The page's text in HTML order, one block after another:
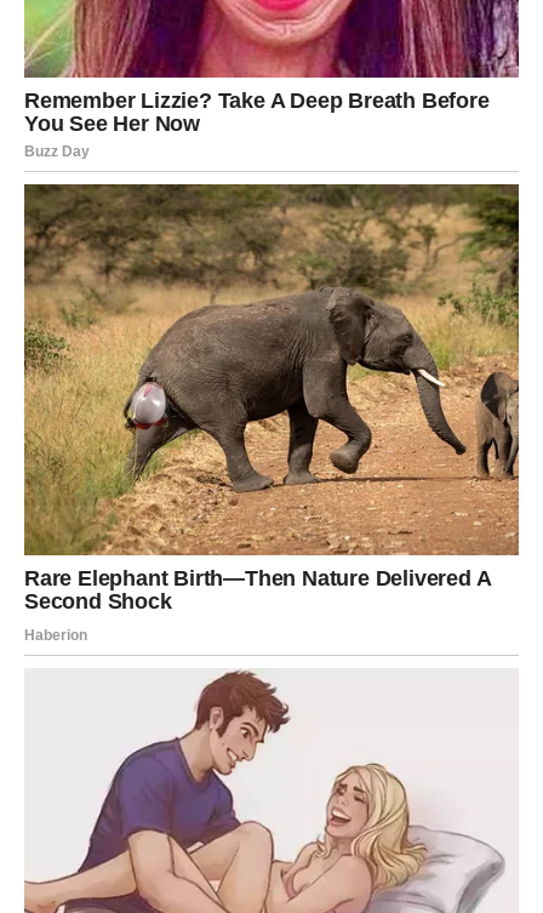
kada prestanete da sumnjate da li ih zaslužujete – jer ste
ih odavno zaslužili.